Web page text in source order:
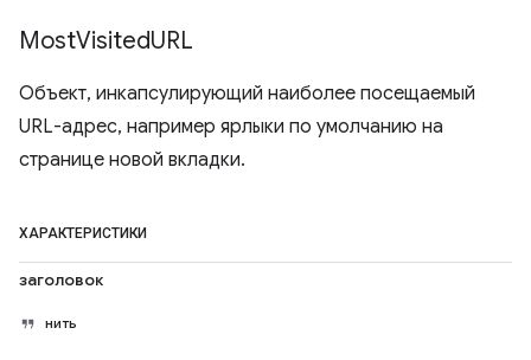
MostVisitedURL
Объект, инкапсулирующий наиболее посещаемый
URL-адрес, например ярлыки по умолчанию на
странице новой вкладки.
ХАРАКТЕРИСТИКИ
заголовок
нить